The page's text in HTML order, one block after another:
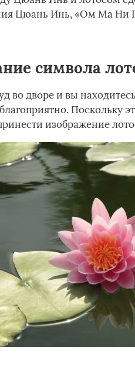
Цюань Инь, «Ом Ма Ни
символа
во дворе и вы
Поскольку
изображение